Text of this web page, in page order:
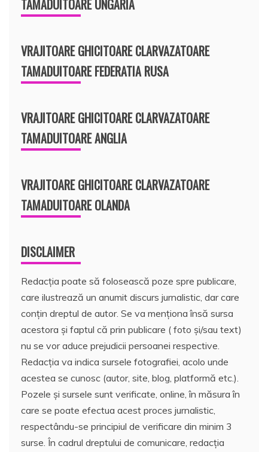
TAMADUITOARE UNGARIA
VRAJITOARE GHICITOARE CLARVAZATOARE
TAMADUITOARE FEDERATIA RUSA
VRAJITOARE GHICITOARE CLARVAZATOARE
TAMADUITOARE ANGLIA
VRAJITOARE GHICITOARE CLARVAZATOARE
TAMADUITOARE OLANDA
DISCLAIMER
Redacția poate să folosească poze spre publicare,
care ilustrează un anumit discurs jurnalistic, dar care
conțin dreptul de autor. Se va menționa însă sursa
acestora și faptul că prin publicare ( foto și/sau text)
nu se vor aduce prejudicii persoanei respective.
Redacția va indica sursele fotografiei, acolo unde
acestea se cunosc (autor, site, blog, platformă etc.).
Pozele și sursele sunt verificate, online, în măsura în
care se poate efectua acest proces jurnalistic,
respectându-se principiul de verificare din minim 3
surse. În cadrul dreptului de comunicare, redacția